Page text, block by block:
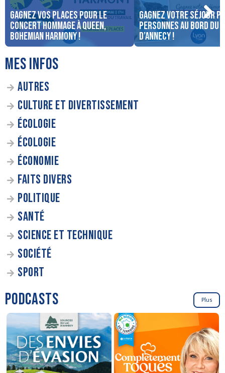
Gagnez vos places pour le
concert Hommage à Queen,
Bohemian Harmony !
Gagnez votre séjour
personnes au bord du
d’Annecy !
MES INFOS
AUTRES
CULTURE ET DIVERTISSEMENT
ÉCOLOGIE
ÉCOLOGIE
ÉCONOMIE
FAITS DIVERS
POLITIQUE
SANTÉ
SCIENCE ET TECHNIQUE
SOCIÉTÉ
SPORT
PODCASTS Plus